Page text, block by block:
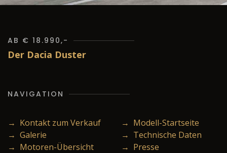
AB € 18.990,-
Der Dacia Duster
NAVIGATION
→ Kontakt zum Verkauf
→ Modell-Startseite
→ Galerie
→ Technische Daten
→ Motoren-Übersicht
→ Presse